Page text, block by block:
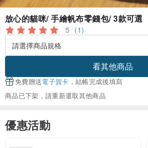
放心的貓咪/ 手繪帆布零錢包/ 3款可選
5 (1)
看其他商品
免費贈送電子賀卡 ，結帳完成後填寫
商品已下架，請重新選取其他商品
優惠活動